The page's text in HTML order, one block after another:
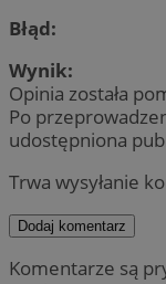
Błąd:
Wynik:
Opinia została
Po
udostępniona
Trwa wysyłanie
Dodaj komentarz
Komentarze są